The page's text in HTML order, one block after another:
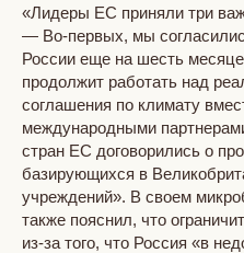
«Лидеры ЕС приняли три
— Во-первых, мы
России еще на шесть
продолжит работать над
соглашения по климату
международными
стран ЕС договорились о
базирующихся в
учреждений». В своем
также пояснил, что
из-за того, что Россия «в